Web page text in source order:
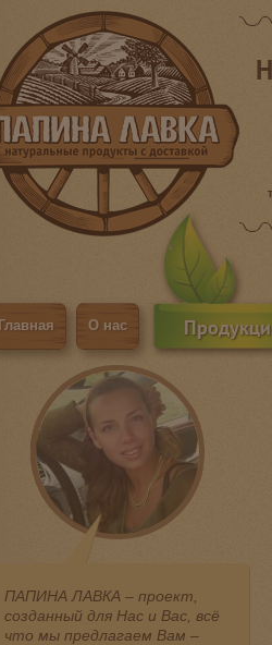
Главная О нас
ПАПИНА ЛАВКА – проект,
созданный для Нас и Вас, всё
что мы предлагаем Вам –